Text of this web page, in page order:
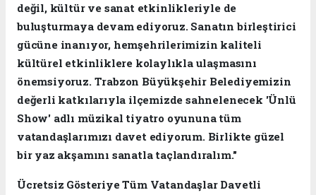
değil, kültür ve sanat etkinlikleriyle de
buluşturmaya devam ediyoruz. Sanatın birleştirici
gücüne inanıyor, hemşehrilerimizin kaliteli
kültürel etkinliklere kolaylıkla ulaşmasını
önemsiyoruz. Trabzon Büyükşehir Belediyemizin
değerli katkılarıyla ilçemizde sahnelenecek 'Ünlü
Show' adlı müzikal tiyatro oyununa tüm
vatandaşlarımızı davet ediyorum. Birlikte güzel
bir yaz akşamını sanatla taçlandıralım."
Ücretsiz Gösteriye Tüm Vatandaşlar Davetli